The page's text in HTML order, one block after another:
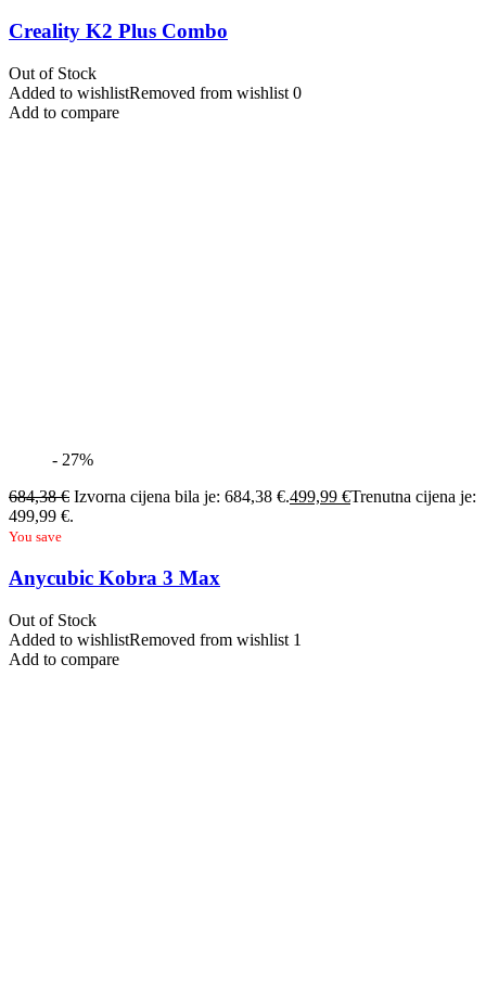
Creality K2 Plus Combo
Out of Stock
Added to wishlistRemoved from wishlist 0
Add to compare
- 27%
684,38€ Izvorna cijena bila je: 684,38 €.499,99 €Trenutna cijena je:
499,99 €.
You save
Anycubic Kobra 3 Max
Out of Stock
Added to wishlistRemoved from wishlist 1
Add to compare